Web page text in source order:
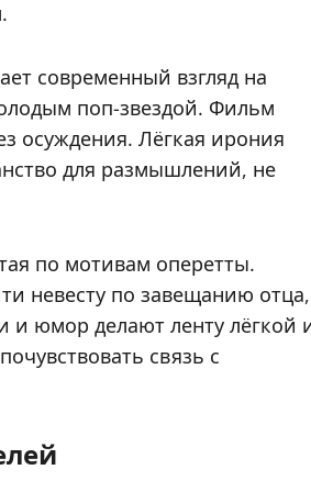
современный взгляд на
поп-звездой. Фильм
осуждения. Лёгкая ирония
для размышлений, не
по мотивам оперетты.
невесту по завещанию отца,
и юмор делают ленту лёгкой
связь с